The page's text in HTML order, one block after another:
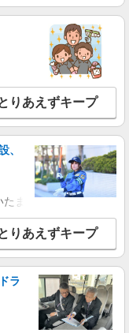
定支給
詳細を見る
ッフ
円（経験・能力によ
詳細を見る
円（経験・能力によ
りあえずキープ
、
ま市岩槻区・久喜市・
りあえずキープ
ラ